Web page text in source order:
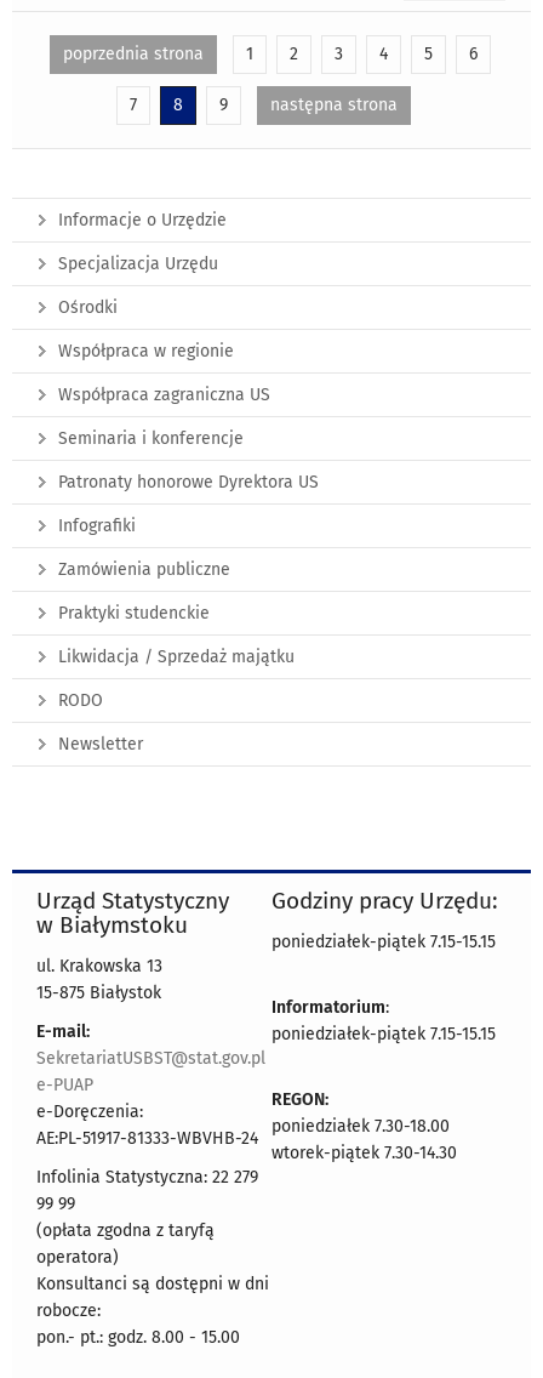
poprzednia strona 1 2 3 4 5 6
7 8 9 następna strona
Informacje o Urzędzie
Specjalizacja Urzędu
Ośrodki
Współpraca w regionie
Współpraca zagraniczna US
Seminaria i konferencje
Patronaty honorowe Dyrektora US
Infografiki
Zamówienia publiczne
Praktyki studenckie
Likwidacja / Sprzedaż majątku
RODO
Newsletter
Urząd Statystyczny
w Białymstoku
ul. Krakowska 13
15-875 Białystok
E-mail:
SekretariatUSBST@stat.gov.pl
e-PUAP
e-Doręczenia:
AE:PL-51917-81333-WBVHB-24
Infolinia Statystyczna: 22 279
99 99
(opłata zgodna z taryfą
operatora)
Konsultanci są dostępni w dni
robocze:
pon.- pt.: godz. 8.00 - 15.00
Godziny pracy Urzędu:
poniedziałek-piątek 7.15-15.15
Informatorium:
poniedziałek-piątek 7.15-15.15
REGON:
poniedziałek 7.30-18.00
wtorek-piątek 7.30-14.30